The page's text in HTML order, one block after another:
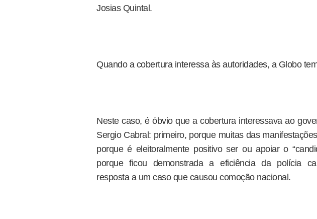
Josias Quintal.
Quando a cobertura interessa às autoridades, a Globo
Neste caso, é óbvio que a cobertura interessava ao
Sergio Cabral: primeiro, porque muitas das
porque é eleitoralmente positivo ser ou apoiar o
porque ficou demonstrada a eficiência da polícia
resposta a um caso que causou comoção nacional.